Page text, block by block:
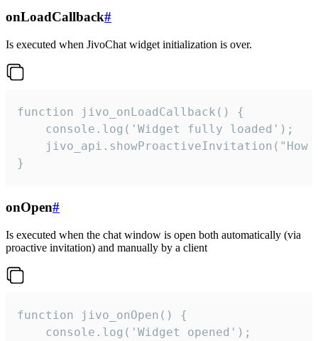
onLoadCallback#
Is executed when JivoChat widget initialization is over.
function jivo_onLoadCallback() {
    console.log('Widget fully loaded');
jivo_api.showProactiveInvitation("How
}
onOpen#
Is executed when the chat window is open both automatically (via
proactive invitation) and manually by a client
function jivo_onOpen() {
    console.log('Widget opened');